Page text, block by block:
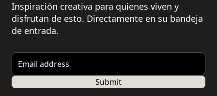
Inspiración creativa para quienes viven y
disfrutan de esto. Directamente en su bandeja
de entrada.
Email address
Submit